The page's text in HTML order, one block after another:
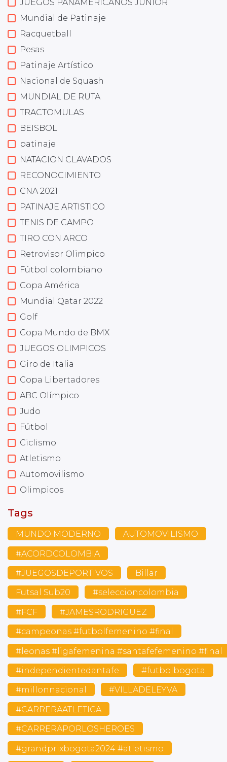
JUEGOS PANAMERICANOS JUNIOR
Mundial de Patinaje
Racquetball
Pesas
Patinaje Artístico
Nacional de Squash
MUNDIAL DE RUTA
TRACTOMULAS
BEISBOL
patinaje
NATACION CLAVADOS
RECONOCIMIENTO
CNA 2021
PATINAJE ARTISTICO
TENIS DE CAMPO
TIRO CON ARCO
Retrovisor Olimpico
Fútbol colombiano
Copa América
Mundial Qatar 2022
Golf
Copa Mundo de BMX
JUEGOS OLIMPICOS
Giro de Italia
Copa Libertadores
ABC Olímpico
Judo
Fútbol
Ciclismo
Atletismo
Automovilismo
Olimpicos
Tags
MUNDO MODERNO AUTOMOVILISMO
#ACORDCOLOMBIA
#JUEGOSDEPORTIVOS Billar
Futsal Sub20 #seleccioncolombia
#FCF #JAMESRODRIGUEZ
#campeonas #futbolfemenino #final
#leonas #ligafemenina #santafefemenino #final
#independientedantafe #futbolbogota
#millonnacional #VILLADELEYVA
#CARRERAATLETICA
#CARRERAPORLOSHEROES
#grandprixbogota2024 #atletismo